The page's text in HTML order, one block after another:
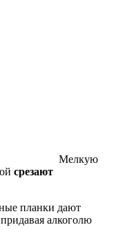
Мелкую
срезают
планки дают
алкоголю